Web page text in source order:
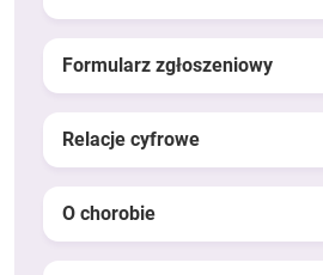
Formularz zgłoszeniowy
Relacje cyfrowe
O chorobie